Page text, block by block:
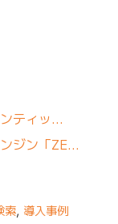
ティッ…
ジン「ZE…
索, 導入事例